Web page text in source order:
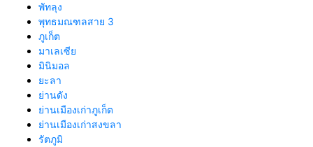
พัทลุง
พุทธมณฑลสาย 3
ภูเก็ต
มาเลเซีย
มินิมอล
ยะลา
ย่านดัง
ย่านเมืองเก่าภูเก็ต
ย่านเมืองเก่าสงขลา
รัตภูมิ